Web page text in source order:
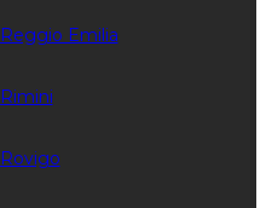
Reggio Emilia
Rimini
Rovigo